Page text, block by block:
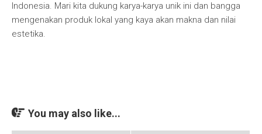
Indonesia. Mari kita dukung karya-karya unik ini dan bangga
mengenakan produk lokal yang kaya akan makna dan nilai
estetika.
You may also like...